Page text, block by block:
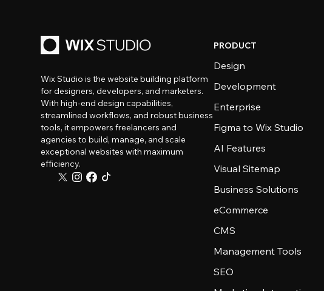
Wix Studio is the website building platform
for designers, developers, and marketers.
With high-end design capabilities,
streamlined workflows, and robust business
tools, it empowers freelancers and
agencies to build, manage, and scale
exceptional websites with maximum
efficiency.
PRODUCT
Design
Development
Enterprise
Figma to Wix Studio
AI Features
Visual Sitemap
Business Solutions
eCommerce
CMS
Management Tools
SEO